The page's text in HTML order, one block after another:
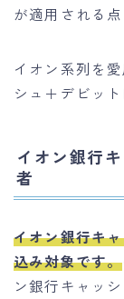
が適用される
イオン系列を
シュ＋デビッ
イオン銀行
者
イオン銀行キ
込み対象です。
ン銀行キャッ